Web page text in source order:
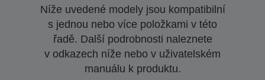
Níže uvedené modely jsou kompatibilní
s jednou nebo více položkami v této
řadě. Další podrobnosti naleznete
v odkazech níže nebo v uživatelském
manuálu k produktu.